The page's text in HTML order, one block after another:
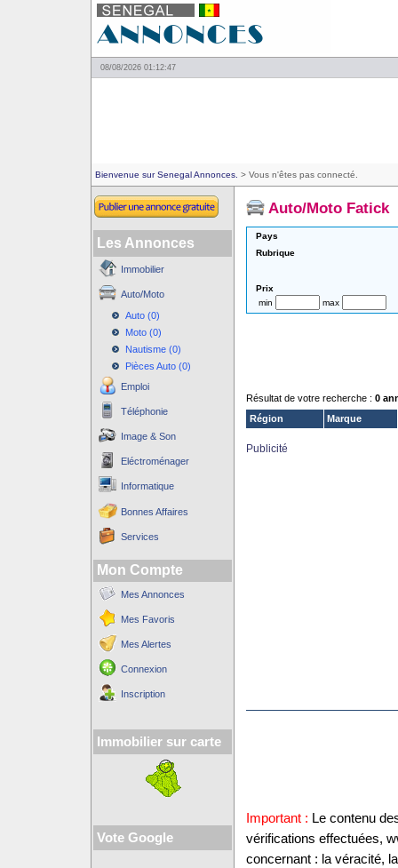
08/08/2026 01:12:47
Bienvenue sur Senegal Annonces. > Vous n'êtes pas connecté.
Les Annonces
Immobilier
Auto/Moto
Auto (0)
Moto (0)
Nautisme (0)
Pièces Auto (0)
Emploi
Téléphonie
Image & Son
Eléctroménager
Informatique
Bonnes Affaires
Services
Mon Compte
Mes Annonces
Mes Favoris
Mes Alertes
Connexion
Inscription
Immobilier sur carte
Vote Google
Auto/Moto Fatick
Pays
Rubrique
Prix
min
max
Résultat de votre recherche : 0
Région
Marque
Publicité
Important : Le contenu
vérifications effectuées,
concernant : la véracité,